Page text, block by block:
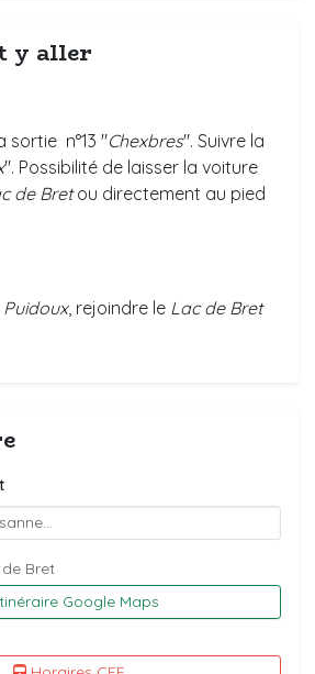
y aller
sortie n°13 "Chexbres". Suivre la
". Possibilité de laisser la voiture
de Bretou directement au pied
Puidoux, rejoindre le Lac de Bret
Bret
Google Maps